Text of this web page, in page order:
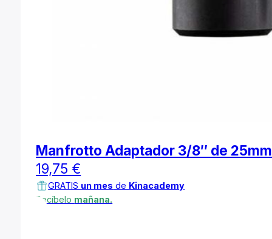
Manfrotto Adaptador 3/8″ de 25mm
19,75 €
GRATIS un mes de Kinacademy
Recíbelo mañana.